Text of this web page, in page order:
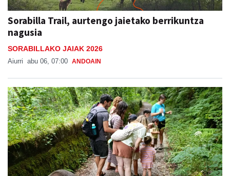
Sorabilla Trail, aurtengo jaietako berrikuntza
nagusia
SORABILLAKO JAIAK 2026
Aiurri abu 06, 07:00 ANDOAIN